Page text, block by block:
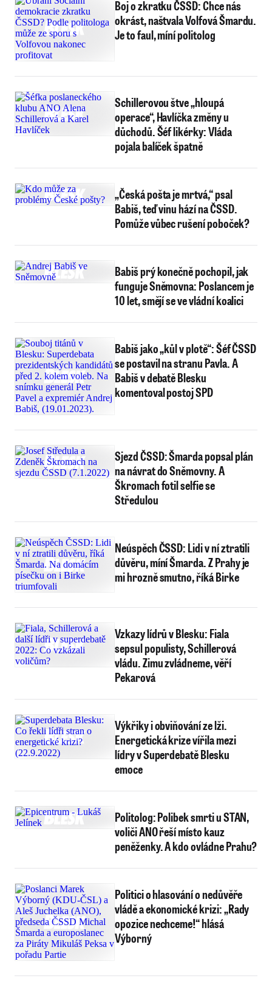
Boj o zkratku ČSSD: Chce nás
okrást, naštvala Volfová Šmardu.
Je to faul, míní politolog
Schillerovou štve „hloupá
operace“, Havlíčka změny u
důchodů. Šéf likérky: Vláda
pojala balíček špatně
„Česká pošta je mrtvá,“ psal
Babiš, teď vinu hází na ČSSD.
Pomůže vůbec rušení poboček?
Babiš prý konečně pochopil, jak
funguje Sněmovna: Poslancem je
10 let, smějí se ve vládní koalici
Babiš jako „kůl v plotě“: Šéf ČSSD
se postavil na stranu Pavla. A
Babiš v debatě Blesku
komentoval postoj SPD
Sjezd ČSSD: Šmarda popsal plán
na návrat do Sněmovny. A
Škromach fotil selfie se
Středulou
Neúspěch ČSSD: Lidi v ní ztratili
důvěru, míní Šmarda. Z Prahy je
mi hrozně smutno, říká Birke
Vzkazy lídrů v Blesku: Fiala
sepsul populisty, Schillerová
vládu. Zimu zvládneme, věří
Pekarová
Výkřiky i obviňování ze lži.
Energetická krize vířila mezi
lídry v Superdebatě Blesku
emoce
Politolog: Polibek smrti u STAN,
voliči ANO řeší místo kauz
peněženky. A kdo ovládne Prahu?
Politici o hlasování o nedůvěře
vládě a ekonomické krizi: „Rady
opozice nechceme!“ hlásá
Výborný